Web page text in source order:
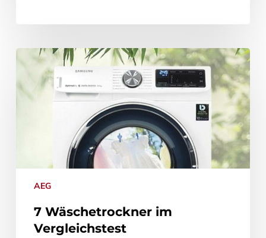
AEG
7 Wäschetrockner im
Vergleichstest